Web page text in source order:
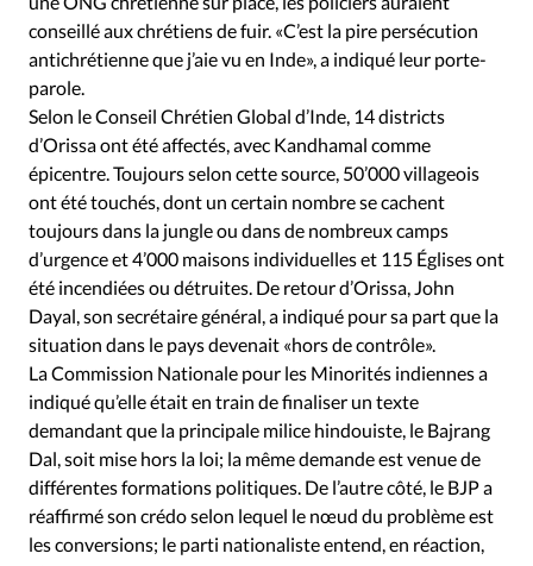
conseillé aux chrétiens de fuir. «C’est la pire persécution
antichrétienne que j’aie vu en Inde», a indiqué leur porte-
parole.
Selon le Conseil Chrétien Global d’Inde, 14 districts
d’Orissa ont été affectés, avec Kandhamal comme
épicentre. Toujours selon cette source, 50’000 villageois
ont été touchés, dont un certain nombre se cachent
toujours dans la jungle ou dans de nombreux camps
d’urgence et 4’000 maisons individuelles et 115 Églises ont
été incendiées ou détruites. De retour d’Orissa, John
Dayal, son secrétaire général, a indiqué pour sa part que la
situation dans le pays devenait «hors de contrôle».
La Commission Nationale pour les Minorités indiennes a
indiqué qu’elle était en train de finaliser un texte
demandant que la principale milice hindouiste, le Bajrang
Dal, soit mise hors la loi; la même demande est venue de
différentes formations politiques. De l’autre côté, le BJP a
réaffirmé son crédo selon lequel le nœud du problème est
les conversions; le parti nationaliste entend, en réaction,